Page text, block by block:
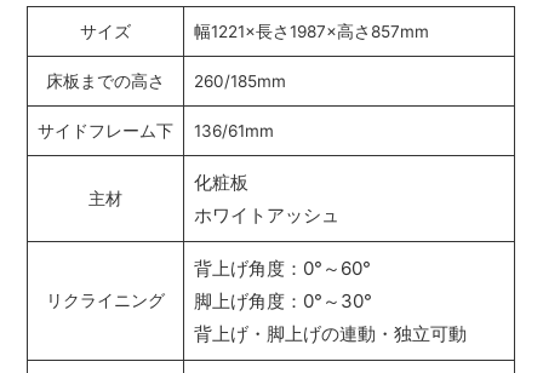
サイズ 幅1221×長さ1987×高さ857mm
床板までの高さ 260/185mm
サイドフレーム下 136/61mm
主材
化粧板
ホワイトアッシュ
リクライニング
背上げ角度：0°～60°
脚上げ角度：0°～30°
背上げ・脚上げの連動・独立可動